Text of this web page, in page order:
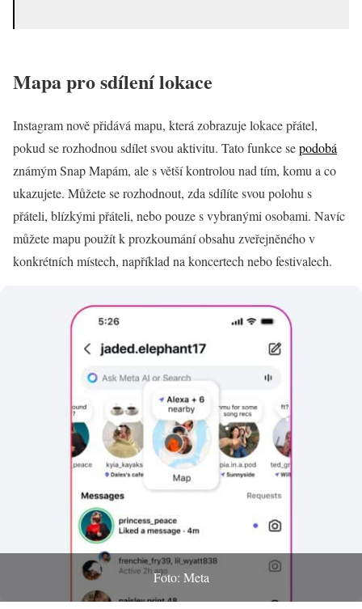
Mapa pro sdílení lokace
Instagram nově přidává mapu, která zobrazuje lokace přátel,
pokud se rozhodnou sdílet svou aktivitu. Tato funkce sepodobá
známým Snap Mapám, ale s větší kontrolou nad tím, komu a co
ukazujete. Můžete se rozhodnout, zda sdílíte svou polohu s
přáteli, blízkými přáteli, nebo pouze s vybranými osobami. Navíc
můžete mapu použít k prozkoumání obsahu zveřejněného v
konkrétních místech, například na koncertech nebo festivalech.
Foto: Meta